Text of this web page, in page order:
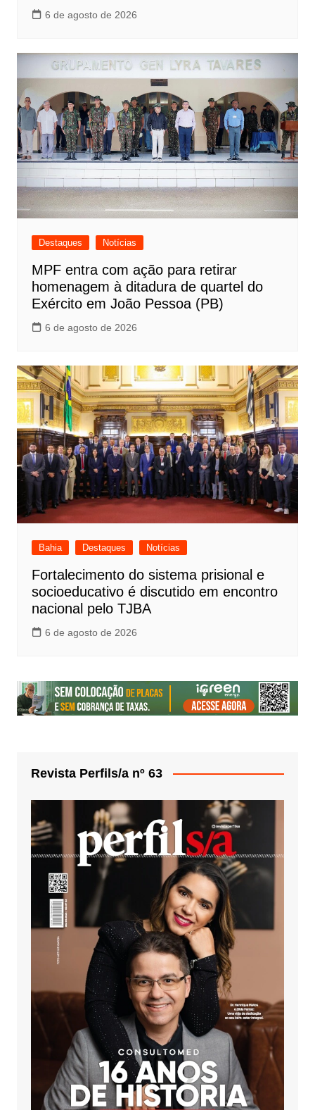
6 de agosto de 2026
Destaques Notícias
MPF entra com ação para retirar
homenagem à ditadura de quartel do
Exército em João Pessoa (PB)
6 de agosto de 2026
Bahia Destaques Notícias
Fortalecimento do sistema prisional e
socioeducativo é discutido em encontro
nacional pelo TJBA
6 de agosto de 2026
Revista Perfils/a nº 63